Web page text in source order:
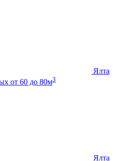
Ялта
от 60 до 80м3
Ялта